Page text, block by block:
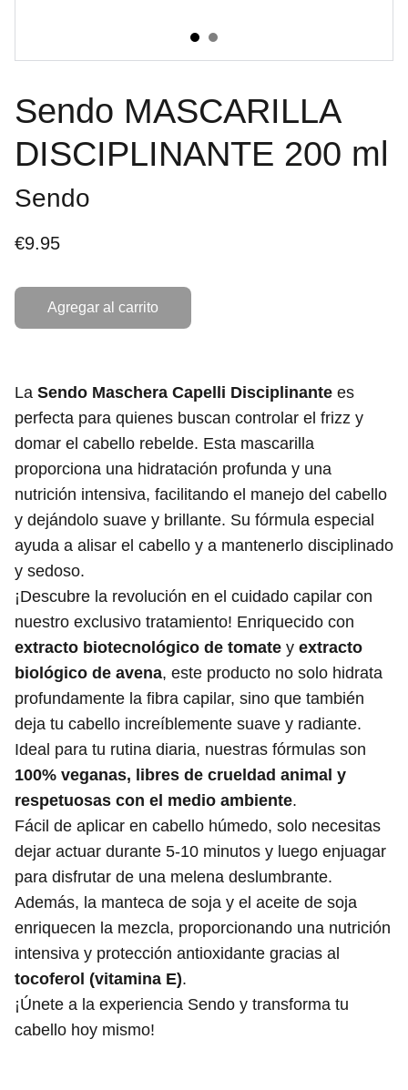
Sendo MASCARILLA
DISCIPLINANTE 200 ml
Sendo
€9.95
Agregar al carrito
La Sendo Maschera Capelli Disciplinante es
perfecta para quienes buscan controlar el frizz y
domar el cabello rebelde. Esta mascarilla
proporciona una hidratación profunda y una
nutrición intensiva, facilitando el manejo del cabello
y dejándolo suave y brillante. Su fórmula especial
ayuda a alisar el cabello y a mantenerlo disciplinado
y sedoso.
¡Descubre la revolución en el cuidado capilar con
nuestro exclusivo tratamiento! Enriquecido con
extracto biotecnológico de tomate y extracto
biológico de avena, este producto no solo hidrata
profundamente la fibra capilar, sino que también
deja tu cabello increíblemente suave y radiante.
Ideal para tu rutina diaria, nuestras fórmulas son
100% veganas, libres de crueldad animal y
respetuosas con el medio ambiente.
Fácil de aplicar en cabello húmedo, solo necesitas
dejar actuar durante 5-10 minutos y luego enjuagar
para disfrutar de una melena deslumbrante.
Además, la manteca de soja y el aceite de soja
enriquecen la mezcla, proporcionando una nutrición
intensiva y protección antioxidante gracias al
tocoferol (vitamina E).
¡Únete a la experiencia Sendo y transforma tu
cabello hoy mismo!